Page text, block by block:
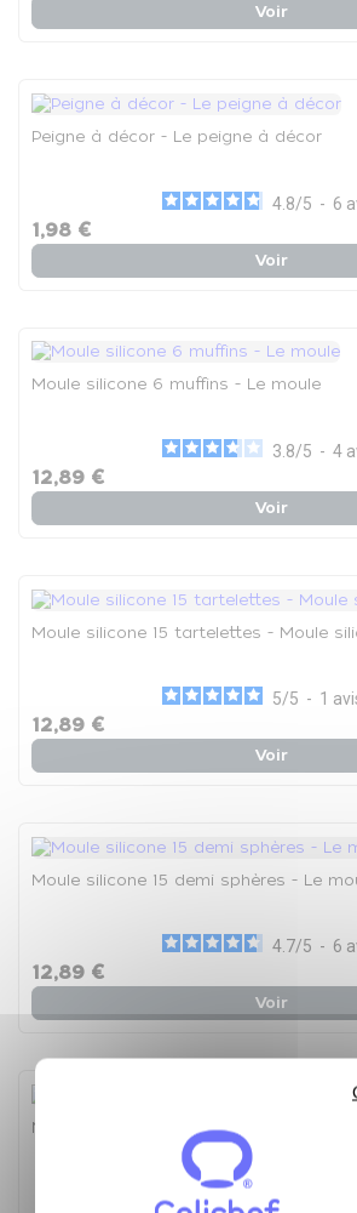
Voir
Peigne à décor - Le peigne à décor
4.8/5 - 6
1,98 €
Voir
Moule silicone 6 muffins - Le moule
3.8/5 - 4
12,89 €
Voir
Moule silicone 15 tartelettes - Moule
5/5 - 1
12,89 €
Voir
Moule silicone 15 demi sphères - Le
4.7/5 - 6
12,89 €
Voir
Moule silicone 20 financiers - Le moule
5